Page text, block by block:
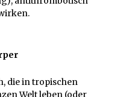
die in tropischen
Welt leben (oder